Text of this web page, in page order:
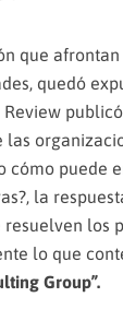
que
quedó
las
cómo puede
la
resuelven los
lo que
Group”.